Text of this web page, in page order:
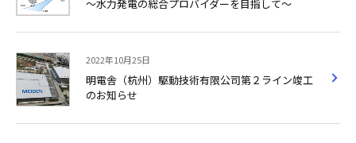
～水力発電の総合プロバイダーを目指して～
2022年10月25日
明電舎（杭州）駆動技術有限公司第２ライン竣工
のお知らせ